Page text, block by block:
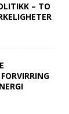
– TO